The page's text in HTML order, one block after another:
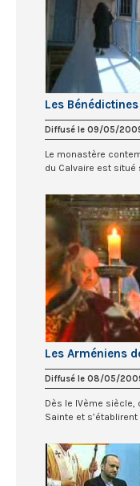
Les
Diffusé le 09/05/
Le monastère contemplatif des Bénédictines
du Calvaire est situé
Les Arméniens
Diffusé le 08/05/
Dès le IVème siècle,
Sainte et s’établirent